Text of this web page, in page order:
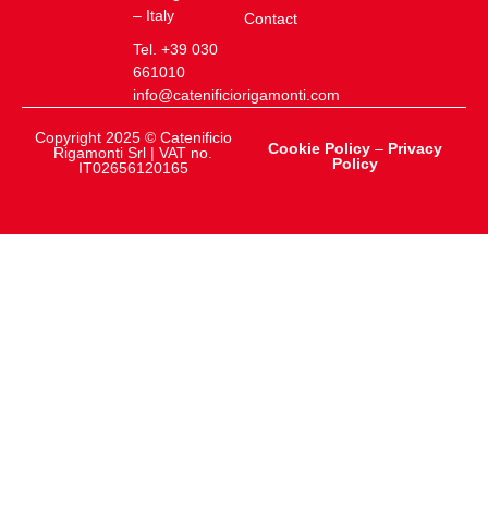
– Italy
Tel. +39 030
661010
info@catenificiorigamonti.com
Contact
Copyright 2025 © Catenificio
Rigamonti Srl | VAT no.
IT02656120165
Cookie Policy – Privacy
Policy